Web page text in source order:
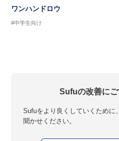
ワンハンドロウ
#中学生向け
Sufuの改善に
Sufuをより良くしていくために
聞かせください。